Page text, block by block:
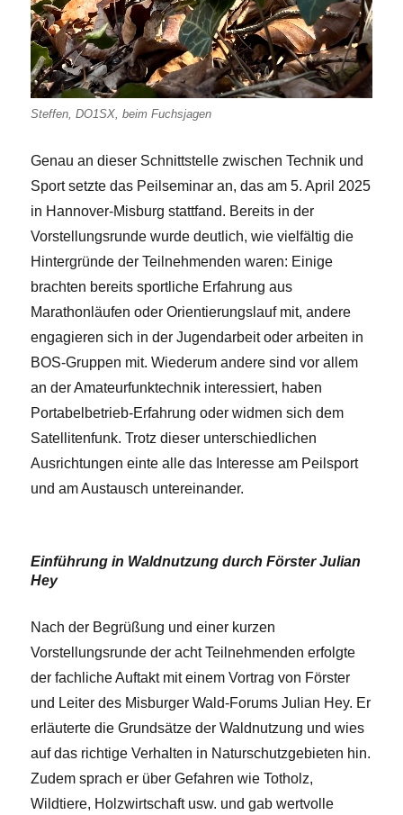
Steffen, DO1SX, beim Fuchsjagen
Genau an dieser Schnittstelle zwischen Technik und
Sport setzte das Peilseminar an, das am 5. April 2025
in Hannover-Misburg stattfand. Bereits in der
Vorstellungsrunde wurde deutlich, wie vielfältig die
Hintergründe der Teilnehmenden waren: Einige
brachten bereits sportliche Erfahrung aus
Marathonläufen oder Orientierungslauf mit, andere
engagieren sich in der Jugendarbeit oder arbeiten in
BOS-Gruppen mit. Wiederum andere sind vor allem
an der Amateurfunktechnik interessiert, haben
Portabelbetrieb-Erfahrung oder widmen sich dem
Satellitenfunk. Trotz dieser unterschiedlichen
Ausrichtungen einte alle das Interesse am Peilsport
und am Austausch untereinander.
Einführung in Waldnutzung durch Förster Julian
Hey
Nach der Begrüßung und einer kurzen
Vorstellungsrunde der acht Teilnehmenden erfolgte
der fachliche Auftakt mit einem Vortrag von Förster
und Leiter des Misburger Wald-Forums Julian Hey. Er
erläuterte die Grundsätze der Waldnutzung und wies
auf das richtige Verhalten in Naturschutzgebieten hin.
Zudem sprach er über Gefahren wie Totholz,
Wildtiere, Holzwirtschaft usw. und gab wertvolle